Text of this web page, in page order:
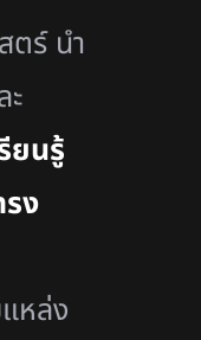
ร์ นำ
ยนรู้
ง
หล่ง